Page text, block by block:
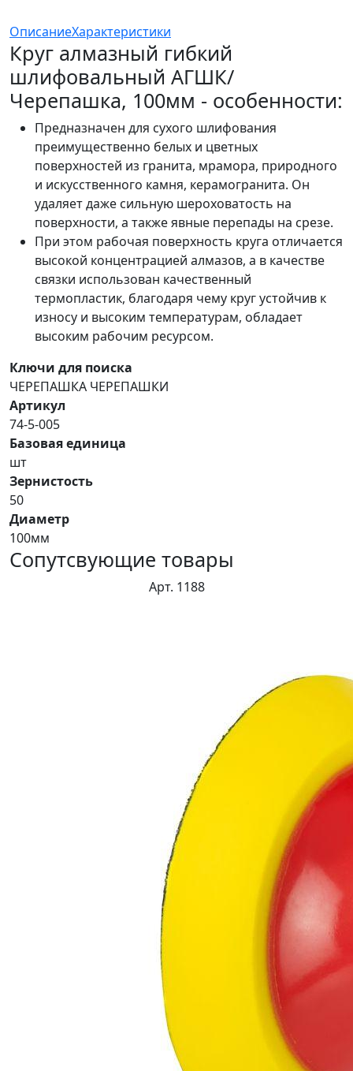
ОписаниеХарактеристики
Круг алмазный гибкий
шлифовальный АГШК/
Черепашка, 100мм - особенности:
Предназначен для сухого шлифования
преимущественно белых и цветных
поверхностей из гранита, мрамора, природного
и искусственного камня, керамогранита. Он
удаляет даже сильную шероховатость на
поверхности, а также явные перепады на срезе.
При этом рабочая поверхность круга отличается
высокой концентрацией алмазов, а в качестве
связки использован качественный
термопластик, благодаря чему круг устойчив к
износу и высоким температурам, обладает
высоким рабочим ресурсом.
Ключи для поиска
ЧЕРЕПАШКА ЧЕРЕПАШКИ
Артикул
74-5-005
Базовая единица
шт
Зернистость
50
Диаметр
100мм
Сопутсвующие товары
Арт. 1188